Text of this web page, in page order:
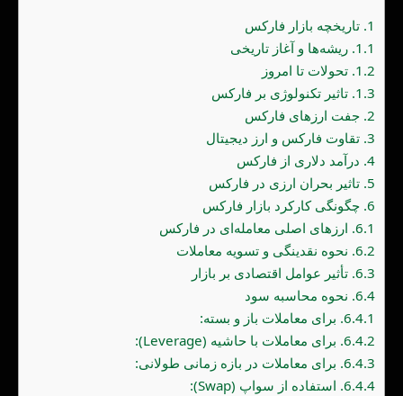
1. تاریخچه بازار فارکس
1.1. ریشه‌ها و آغاز تاریخی
1.2. تحولات تا امروز
1.3. تاثیر تکنولوژی بر فارکس
2. جفت ارزهای فارکس
3. تقاوت فارکس و ارز دیجیتال
4. درآمد دلاری از فارکس
5. تاثیر بحران ارزی در فارکس
6. چگونگی کارکرد بازار فارکس
6.1. ارزهای اصلی معامله‌ای در فارکس
6.2. نحوه نقدینگی و تسویه معاملات
6.3. تأثیر عوامل اقتصادی بر بازار
6.4. نحوه محاسبه سود
6.4.1. برای معاملات باز و بسته:
6.4.2. برای معاملات با حاشیه (Leverage):
6.4.3. برای معاملات در بازه زمانی طولانی:
6.4.4. استفاده از سواپ (Swap):